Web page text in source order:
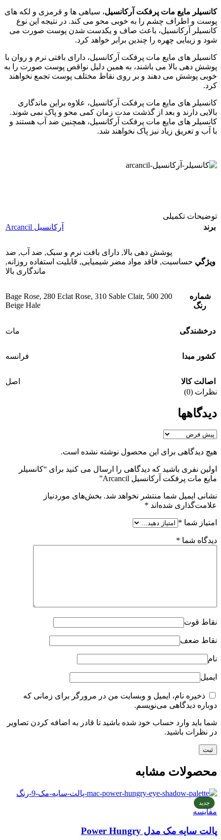
کانسیلر مایع مات پرفکت آرکانسیل، سیاهی ها و قرمزی و لکه های
پوست و اطراف چشم را به خوبی محو می کند. در نتیجه این نوع
کانسیلر آرکانسیل، باعث صاف و یکدست شدن پوست صورت می
شود و زیبایی چهره را چندین برابر خواهد کرد.
کانسیلر های مایع مات پرفکت آرکانسیل، دارای بافتی نرم و روان با
پوشش دهی بالا می باشند، به همین دلیل نواقص پوست صورت را به
خوبی پوشش می دهند و بر روی نقاط مختلف پوست تجمع نخواهند
کرد.
کانسیلر های مایع مات پرفکت آرکانسیل، علاوه براین ماندگاری
بالایی دارند و بعد از گذشت مدت زمان کمی محو و پاک نمی شوند.
کانسیلر های مایع مات پرفکت آرکانسیل، همچنین ضد آب هستند و
با آب و تعریق زیاد نیز پاک نخواهند شد.
توضیحات تکمیلی
برند
آرکانسیل Arcancil
ويژگي
پوشش دهی بالا, دارای بافت نرم و سبک, ضد آب, ضد
حساسیت, فاقد مواد مضر شیمیایی, قابلیت استفاده روزانه,
ماندگاری بالا
شماره
رنگ
200 Bage Rose
, 280 Eclat Rose, 310 Sable Clair, 500
Beige Hale
درخشندگی مات
کشور مبدا فرانسه
اصالت کالا
اصل
نظرات (0)
دیدگاهها
هیچ دیدگاهی برای این محصول نوشته نشده است.
اولین نفری باشید که دیدگاهی را ارسال می کنید برای “کانسیلر
مایع مات پرفکت آرکانسیل Arcancil”
نشانی ایمیل شما منتشر نخواهد شد. بخش‌های موردنیاز
علامت‌گذاری شده‌اند *
امتیاز شما *
دیدگاه شما *
نقاط قوت
نقاط ضعف
نام
ایمیل
ذخیره نام، ایمیل و وبسایت من در مرورگر برای زمانی که
دوباره دیدگاهی می‌نویسم.
شما باید وارد حساب خود شده باشید تا قادر به اضافه کردن تصاویر
در نظرات باشید.
محصولات مشابه
جدید
مقایسه
پالت سایه مک مدل Power Hungry